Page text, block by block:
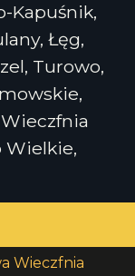
Kapuśnik,
Łęg,
Turowo,
Wielkie,
Wieczfnia